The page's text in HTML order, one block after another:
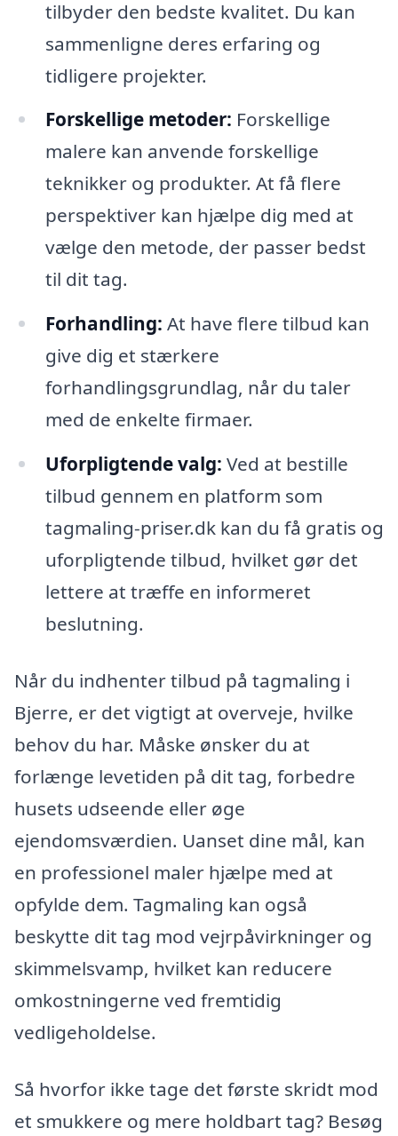
tilbyder den bedste kvalitet. Du kan
sammenligne deres erfaring og
tidligere projekter.
Forskellige metoder: Forskellige
malere kan anvende forskellige
teknikker og produkter. At få flere
perspektiver kan hjælpe dig med at
vælge den metode, der passer bedst
til dit tag.
Forhandling: At have flere tilbud kan
give dig et stærkere
forhandlingsgrundlag, når du taler
med de enkelte firmaer.
Uforpligtende valg: Ved at bestille
tilbud gennem en platform som
tagmaling-priser.dk kan du få gratis og
uforpligtende tilbud, hvilket gør det
lettere at træffe en informeret
beslutning.
Når du indhenter tilbud på tagmaling i
Bjerre, er det vigtigt at overveje, hvilke
behov du har. Måske ønsker du at
forlænge levetiden på dit tag, forbedre
husets udseende eller øge
ejendomsværdien. Uanset dine mål, kan
en professionel maler hjælpe med at
opfylde dem. Tagmaling kan også
beskytte dit tag mod vejrpåvirkninger og
skimmelsvamp, hvilket kan reducere
omkostningerne ved fremtidig
vedligeholdelse.
Så hvorfor ikke tage det første skridt mod
et smukkere og mere holdbart tag? Besøg